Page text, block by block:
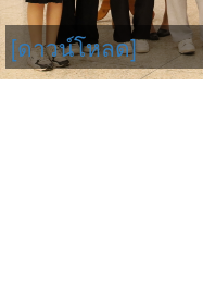
[ดาวน์โหลด]